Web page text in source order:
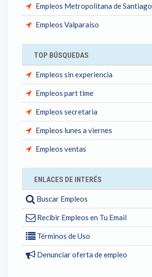
Empleos Metropolitana de Santiago
Empleos Valparaíso
TOP BÚSQUEDAS
Empleos sin experiencia
Empleos part time
Empleos secretaria
Empleos lunes a viernes
Empleos ventas
ENLACES DE INTERÉS
Buscar Empleos
Recibir Empleos en Tu Email
Términos de Uso
Denunciar oferta de empleo